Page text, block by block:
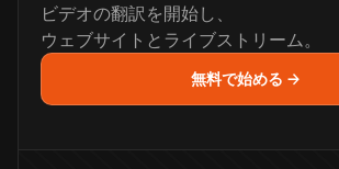
ビデオの翻訳を開始し、
ウェブサイトとライブストリーム。
無料で始める →